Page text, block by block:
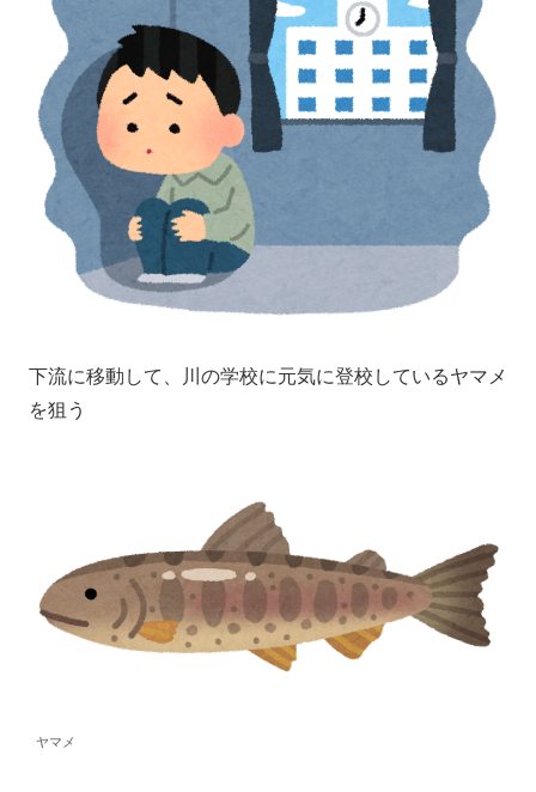
下流に移動して、川の学校に元気に登校しているヤマメ
を狙う
ヤマメ